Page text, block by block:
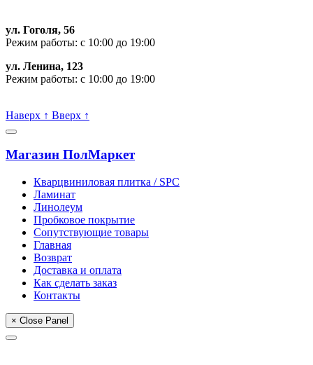
ул. Гоголя, 56
Режим работы: с 10:00 до 19:00
ул. Ленина, 123
Режим работы: с 10:00 до 19:00
Наверх ↑ Вверх ↑
Магазин ПолМаркет
Кварцвиниловая плитка / SPС
Ламинат
Линолеум
Пробковое покрытие
Сопутствующие товары
Главная
Возврат
Доставка и оплата
Как сделать заказ
Контакты
× Close Panel